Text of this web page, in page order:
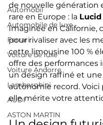
Automòbil
Automobile de luxe
Ferrari
Voiture de luxe
Voiture Andorre
Lamborghini
AUDI
ASTON MARTIN
de nouvelle génération
rare en Europe : la
Imaginée en Californie,
pour rivaliser avec les
cette limousine 100 %
offre des performances
un design raffiné et une
autonomie record. Voici
elle mérite votre